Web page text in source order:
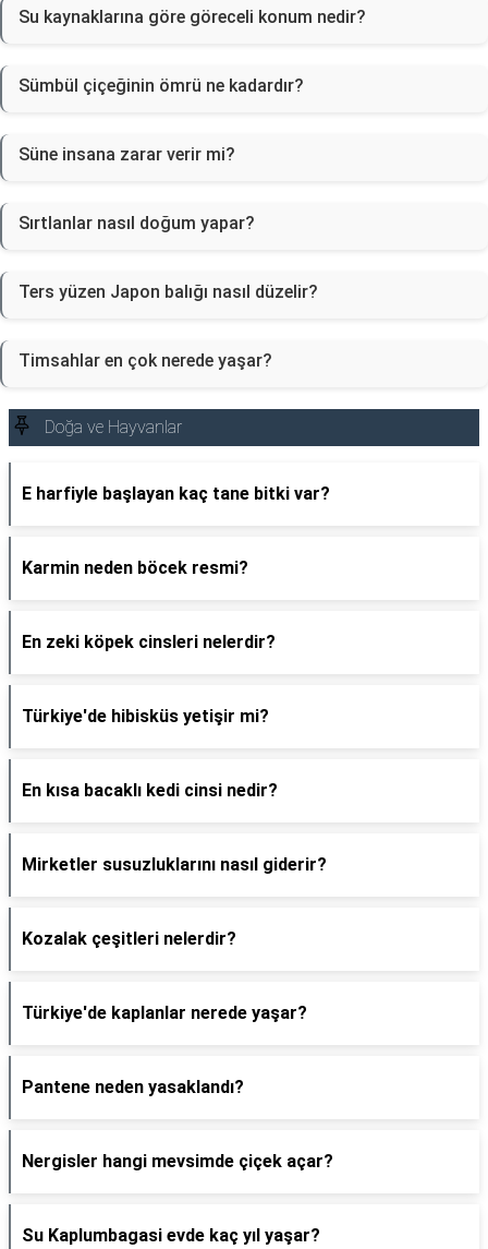
Su kaynaklarına göre göreceli konum nedir?
Sümbül çiçeğinin ömrü ne kadardır?
Süne insana zarar verir mi?
Sırtlanlar nasıl doğum yapar?
Ters yüzen Japon balığı nasıl düzelir?
Timsahlar en çok nerede yaşar?
Doğa ve Hayvanlar
E harfiyle başlayan kaç tane bitki var?
Karmin neden böcek resmi?
En zeki köpek cinsleri nelerdir?
Türkiye'de hibisküs yetişir mi?
En kısa bacaklı kedi cinsi nedir?
Mirketler susuzluklarını nasıl giderir?
Kozalak çeşitleri nelerdir?
Türkiye'de kaplanlar nerede yaşar?
Pantene neden yasaklandı?
Nergisler hangi mevsimde çiçek açar?
Su Kaplumbagasi evde kaç yıl yaşar?